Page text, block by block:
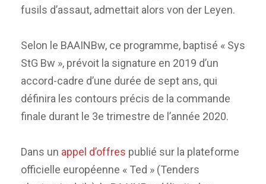
fusils d’assaut, admettait alors von der Leyen.
Selon le BAAINBw, ce programme, baptisé « Sys
StG Bw », prévoit la signature en 2019 d’un
accord-cadre d’une durée de sept ans, qui
définira les contours précis de la commande
finale durant le 3e trimestre de l’année 2020.
Dans un appel d’offres publié sur la plateforme
officielle européenne « Ted » (Tenders